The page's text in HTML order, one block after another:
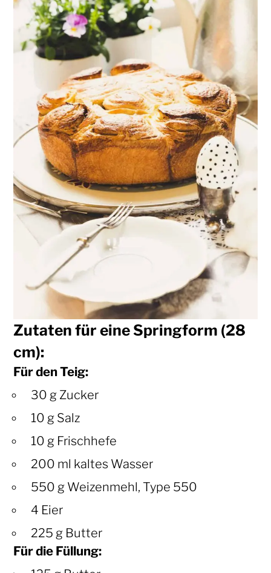
Zutaten für eine Springform (28
cm):
Für den Teig:
30 g Zucker
10 g Salz
10 g Frischhefe
200 ml kaltes Wasser
550 g Weizenmehl, Type 550
4 Eier
225 g Butter
Für die Füllung: